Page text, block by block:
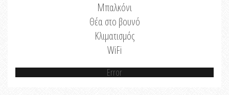
Μπαλκόνι
Θέα στο βουνό
Κλιματισμός
WiFi
Error